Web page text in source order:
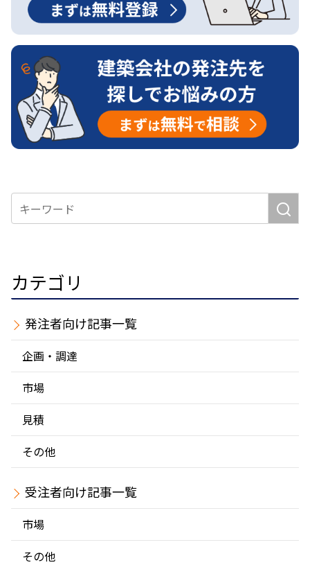
カテゴリ
発注者
企画・調達
市場
見積
その他
受注者
市場
その他